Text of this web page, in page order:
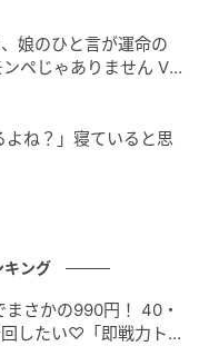
「夏こそ主役
娘のひと言が運命の
ペじゃありません Vo
ね？」寝ていると思
キング
まさかの990円！ 40・
したい♡「即戦力ト